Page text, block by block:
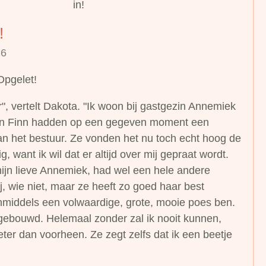
in!
vertelt Dakota. "Ik woon bij gastgezin Annemiek
Finn hadden op een gegeven moment een
het bestuur. Ze vonden het nu toch echt hoog de
want ik wil dat er altijd over mij gepraat wordt.
lieve Annemiek, had wel een hele andere
wie niet, maar ze heeft zo goed haar best
een volwaardige, grote, mooie poes ben.
Helemaal zonder zal ik nooit kunnen,
dan voorheen. Ze zegt zelfs dat ik een beetje